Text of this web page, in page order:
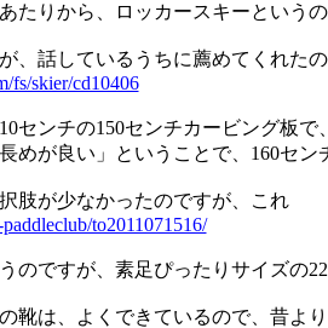
たりから、ロッカースキーという
、話しているうちに薦めてくれた
fs/skier/cd10406
センチの150センチカービング板
めが良い」ということで、160セン
肢が少なかったのですが、これ
to2011071516/
のですが、素足ぴったりサイズの
靴は、よくできているので、昔よ